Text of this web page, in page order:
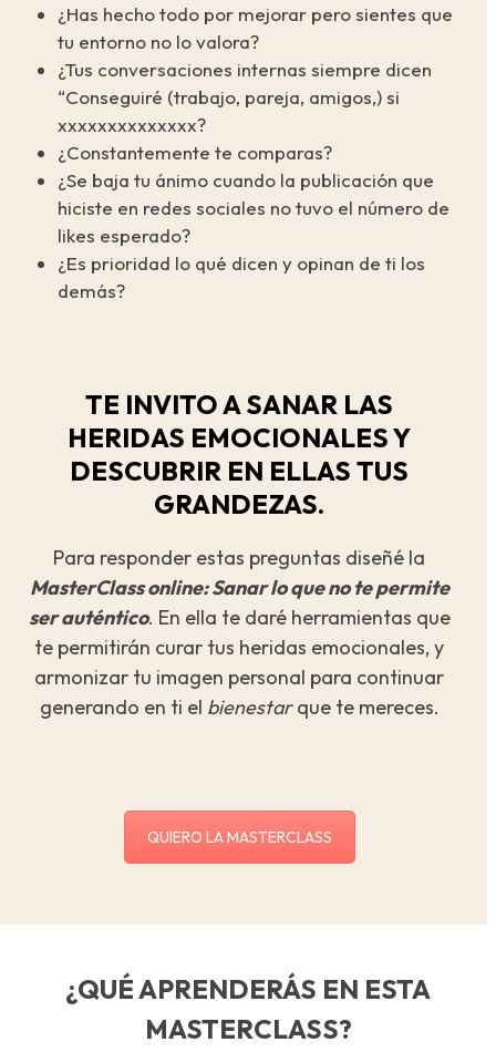
¿Has hecho todo por mejorar pero sientes que
tu entorno no lo valora?
¿Tus conversaciones internas siempre dicen
“Conseguiré (trabajo, pareja, amigos,) si
xxxxxxxxxxxxxx?
¿Constantemente te comparas?
¿Se baja tu ánimo cuando la publicación que
hiciste en redes sociales no tuvo el número de
likes esperado?
¿Es prioridad lo qué dicen y opinan de ti los
demás?
TE INVITO A SANAR LAS
HERIDAS EMOCIONALES Y
DESCUBRIR EN ELLAS TUS
GRANDEZAS.
Para responder estas preguntas diseñé la
MasterClass online: Sanar lo que no te permite
ser auténtico. En ella te daré herramientas que
te permitirán curar tus heridas emocionales, y
armonizar tu imagen personal para continuar
generando en ti el bienestarque te mereces.
QUIERO LA MASTERCLASS
¿QUÉ APRENDERÁS EN ESTA
MASTERCLASS?